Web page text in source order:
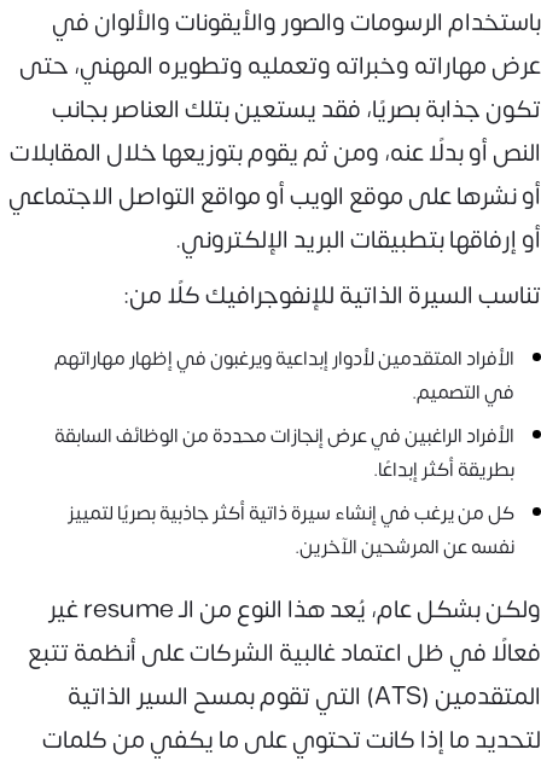
باستخدام الرسومات والصور والأيقونات والألوان في
عرض مهاراته وخبراته وتعمليه وتطويره المهني، حتى
تكون جذابة بصريًا، فقد يستعين بتلك العناصر بجانب
النص أو بدلًا عنه، ومن ثم يقوم بتوزيعها خلال المقابلات
أو نشرها على موقع الويب أو مواقع التواصل الاجتماعي
أو إرفاقها بتطبيقات البريد الإلكتروني.
تناسب السيرة الذاتية للإنفوجرافيك كلًا من:
الأفراد المتقدمين لأدوار إبداعية ويرغبون في إظهار مهاراتهم
في التصميم.
الأفراد الراغبين في عرض إنجازات محددة من الوظائف السابقة
بطريقة أكثر إبداعًا.
كل من يرغب في إنشاء سيرة ذاتية أكثر جاذبية بصريًا لتمييز
نفسه عن المرشحين الآخرين.
ولكن بشكل عام، يُعد هذا النوع من الـ resume غير
فعالًا في ظل اعتماد غالبية الشركات على أنظمة تتبع
المتقدمين (ATS) التي تقوم بمسح السير الذاتية
لتحديد ما إذا كانت تحتوي على ما يكفي من كلمات